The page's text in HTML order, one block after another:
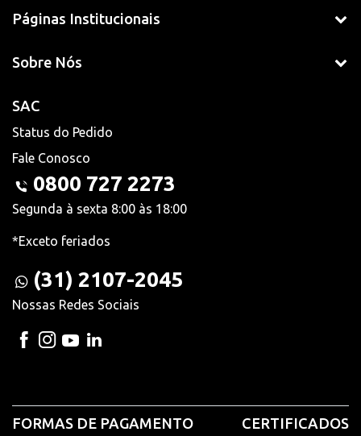
Páginas Institucionais
Sobre Nós
SAC
Status do Pedido
Fale Conosco
0800 727 2273
Segunda à sexta 8:00 às 18:00
*Exceto feriados
(31) 2107-2045
Nossas Redes Sociais
FORMAS DE PAGAMENTO CERTIFICADOS